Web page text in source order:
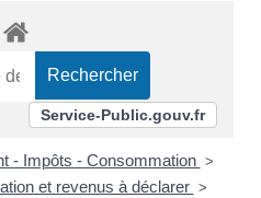
Service-Public.gouv.fr
- Impôts - Consommation >
et revenus à déclarer >